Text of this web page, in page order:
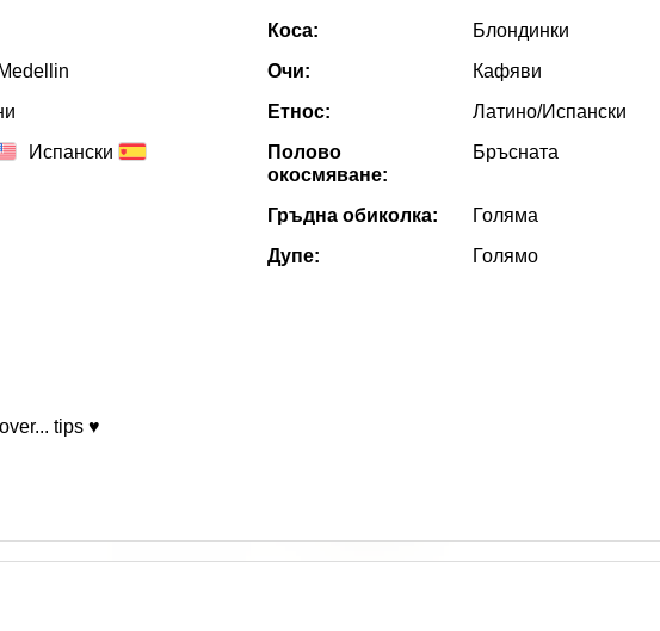
Испански
Коса:
Блондинки
Очи:
Кафяви
Етнос:
Латино/Испански
Полово
окосмяване:
Бръсната
Гръдна обиколка:
Голяма
Дупе:
Голямо
tips ♥